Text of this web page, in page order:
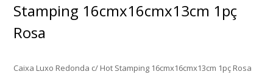
Stamping 16cmx16cmx13cm 1pç
Rosa
Caixa Luxo Redonda c/ Hot Stamping 16cmx16cmx13cm 1pç Rosa